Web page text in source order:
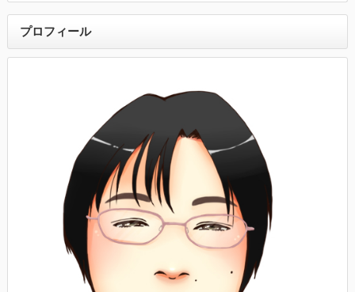
プロフィール